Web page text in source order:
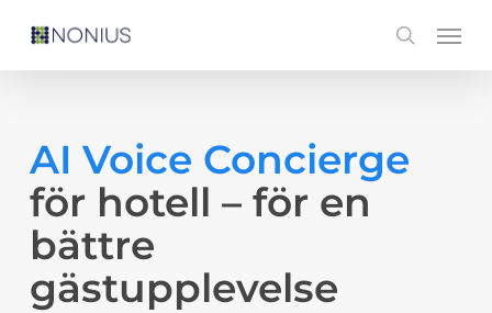
search
Menu
AI Voice Concierge
för hotell – för en
bättre
gästupplevelse